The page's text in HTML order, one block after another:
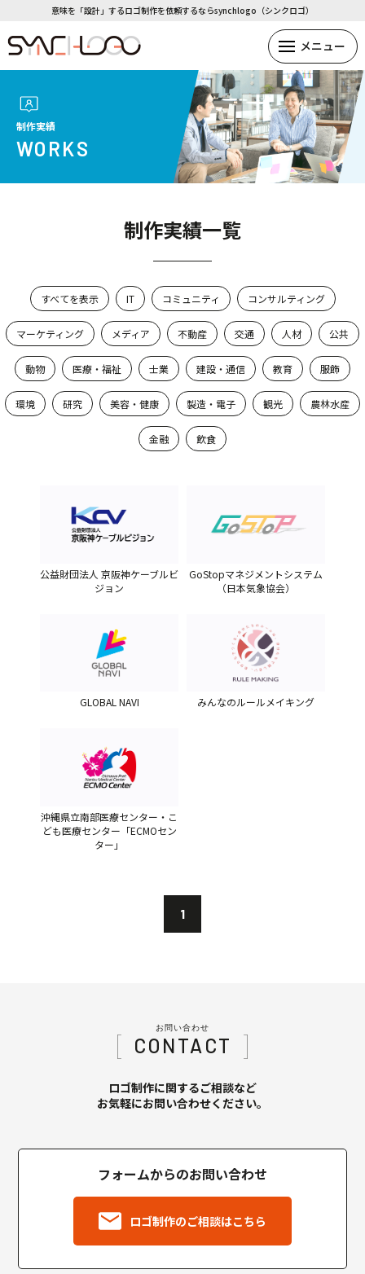
意味を「設計」するロゴ制作を依頼するならsynchlogo（シンクロゴ）
制作実績
WORKS
制作実績一覧
すべてを表示 IT コミュニティ コンサルティング
マーケティング メディア 不動産 交通 人材 公共
動物 医療・福祉 士業 建設・通信 教育 服飾
環境 研究 美容・健康 製造・電子 観光 農林水産
金融 飲食
公益財団法人 京阪神ケーブルビ
ジョン
GoStopマネジメントシステム
（日本気象協会）
GLOBAL NAVI みんなのルールメイキング
沖縄県立南部医療センター・こ
ども医療センター「ECMOセン
ター」
1
お問い合わせ
CONTACT
ロゴ制作に関するご相談など
お気軽にお問い合わせください。
フォームからのお問い合わせ
ロゴ制作のご相談はこちら